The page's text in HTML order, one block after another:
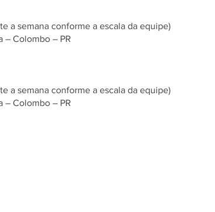
a semana conforme a escala da equipe)
– Colombo – PR
a semana conforme a escala da equipe)
– Colombo – PR